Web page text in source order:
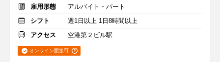
雇用形態
アルバイト・パート
シフト
週1日以上 1日8時間以上
アクセス
空港第２ビル駅
オンライン面接可